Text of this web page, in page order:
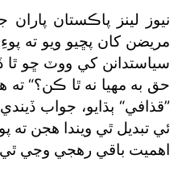
نيوز لينز پاڪستان
مريضن کان پڇيو ويو ته
سياستدانن کي ووٽ ڇو ٿا
حق به مهيا نه ٿا ڪن؟“ ته
”قذافي“ ٻڌايو، جواب
ئي تبديل ٿي ويندا هجن
اهميت باقي رهجي وڃي